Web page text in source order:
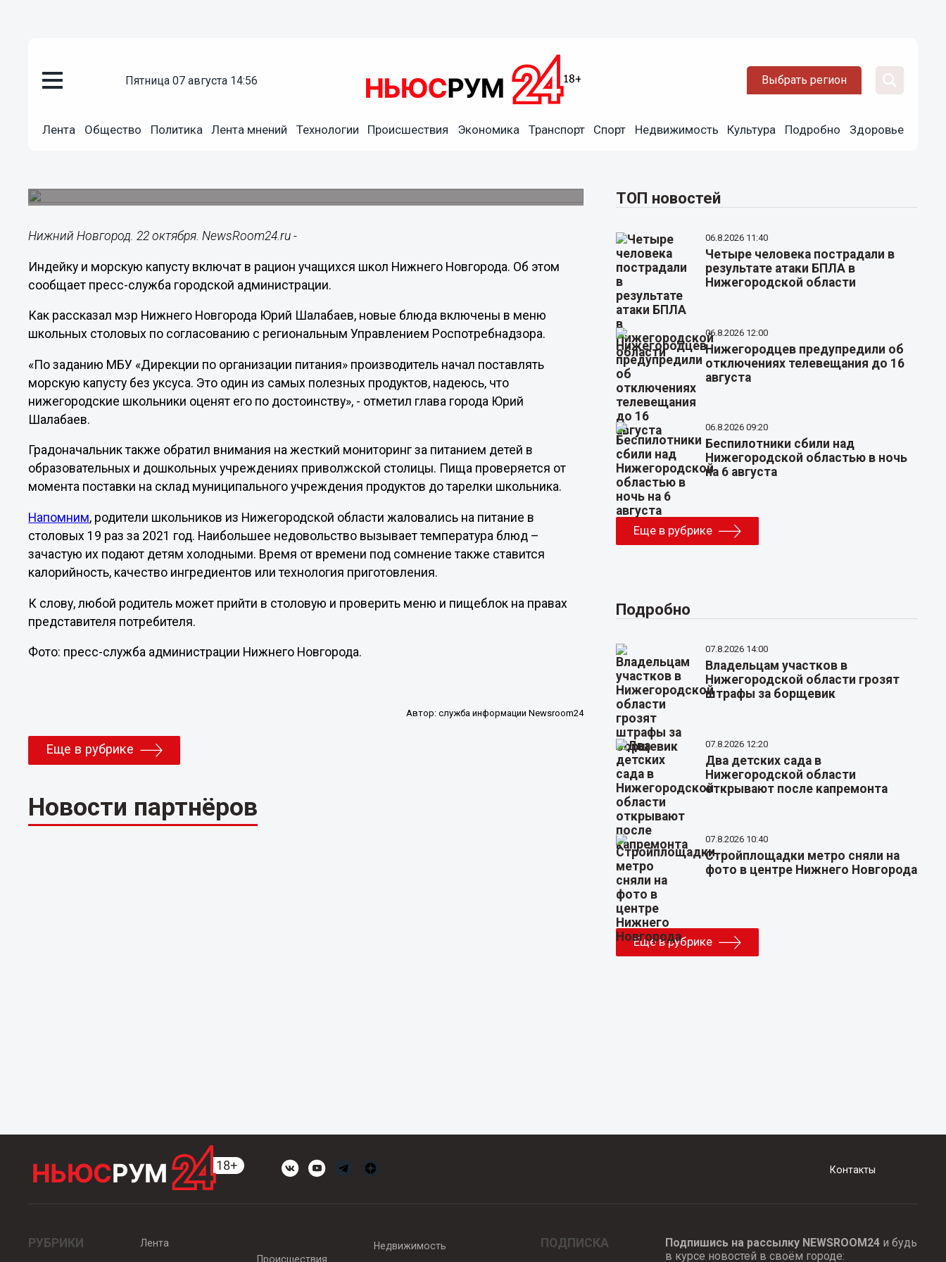
пятница 07 августа 14:56 Выбрать регион
Лента Общество Политика Лента мнений Технологии Происшествия Экономика Транспорт Спорт Недвижимость Культура Подробно Здоровье
Школьников Нижнего Новгорода будут кормить индейкой и
Нижний Новгород. 22 октября. NewsRoom24.ru -
Индейку и морскую капусту включат в рацион учащихся школ Нижнего Новгорода. Об этом
сообщает пресс-служба городской администрации.
Как рассказал мэр Нижнего Новгорода Юрий Шалабаев, новые блюда включены в меню
школьных столовых по согласованию с региональным Управлением Роспотребнадзора.
«По заданию МБУ «Дирекции по организации питания» производитель начал поставлять
морскую капусту без уксуса. Это один из самых полезных продуктов, надеюсь, что
нижегородские школьники оценят его по достоинству», - отметил глава города Юрий
Шалабаев.
Градоначальник также обратил внимания на жесткий мониторинг за питанием детей в
образовательных и дошкольных учреждениях приволжской столицы. Пища проверяется от
момента поставки на склад муниципального учреждения продуктов до тарелки школьника.
Напомним, родители школьников из Нижегородской области жаловались на питание в
столовых 19 раз за 2021 год. Наибольшее недовольство вызывает температура блюд –
зачастую их подают детям холодными. Время от времени под сомнение также ставится
калорийность, качество ингредиентов или технология приготовления.
К слову, любой родитель может прийти в столовую и проверить меню и пищеблок на правах
представителя потребителя.
Фото: пресс-служба администрации Нижнего Новгорода.
Автор: служба информации Newsroom24
Еще в рубрике
Новости партнёров
ТОП новостей
06.8.2026 11:40
Четыре человека пострадали в
результате атаки БПЛА в
Нижегородской области
06.8.2026 12:00
Нижегородцев предупредили об
отключениях телевещания до 16
августа
06.8.2026 09:20
Беспилотники сбили над
Нижегородской областью в ночь
на 6 августа
Еще в рубрике
Подробно
07.8.2026 14:00
Владельцам участков в
Нижегородской области грозят
штрафы за борщевик
07.8.2026 12:20
Два детских сада в
Нижегородской области
открывают после капремонта
07.8.2026 10:40
Стройплощадки метро сняли на
фото в центре Нижнего Новгорода
Еще в рубрике
Контакты
РУБРИКИ
Лента
Происшествия
Недвижимость ПОДПИСКА Подпишись на рассылку NEWSROOM24и будь
в курсе новостей в своём городе: